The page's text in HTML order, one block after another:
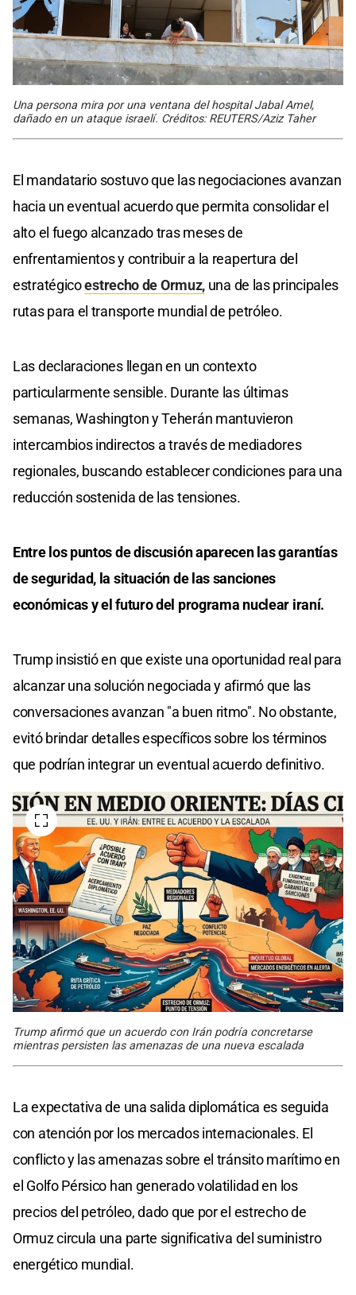
Una persona mira por una ventana del hospital Jabal Amel,
dañado en un ataque israelí. Créditos: REUTERS/Aziz Taher
El mandatario sostuvo que las negociaciones avanzan
hacia un eventual acuerdo que permita consolidar el
alto el fuego alcanzado tras meses de
enfrentamientos y contribuir a la reapertura del
estratégicoestrecho de Ormuz, una de las principales
rutas para el transporte mundial de petróleo.
Las declaraciones llegan en un contexto
particularmente sensible. Durante las últimas
semanas, Washington y Teherán mantuvieron
intercambios indirectos a través de mediadores
regionales, buscando establecer condiciones para una
reducción sostenida de las tensiones.
Entre los puntos de discusión aparecen las garantías
de seguridad, la situación de las sanciones
económicas y el futuro del programa nuclear iraní.
Trump insistió en que existe una oportunidad real para
alcanzar una solución negociada y afirmó que las
conversaciones avanzan "a buen ritmo". No obstante,
evitó brindar detalles específicos sobre los términos
que podrían integrar un eventual acuerdo definitivo.
Trump afirmó que un acuerdo con Irán podría concretarse
mientras persisten las amenazas de una nueva escalada
La expectativa de una salida diplomática es seguida
con atención por los mercados internacionales. El
conflicto y las amenazas sobre el tránsito marítimo en
el Golfo Pérsico han generado volatilidad en los
precios del petróleo, dado que por el estrecho de
Ormuz circula una parte significativa del suministro
energético mundial.